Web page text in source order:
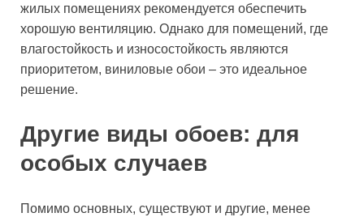
жилых помещениях рекомендуется обеспечить
хорошую вентиляцию. Однако для помещений, где
влагостойкость и износостойкость являются
приоритетом, виниловые обои – это идеальное
решение.
Другие виды обоев: для
особых случаев
Помимо основных, существуют и другие, менее